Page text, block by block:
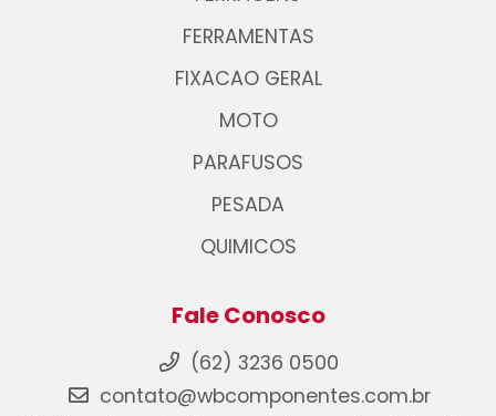
FERRAMENTAS
FIXACAO GERAL
MOTO
PARAFUSOS
PESADA
QUIMICOS
Fale Conosco
(62) 3236 0500
contato@wbcomponentes.com.br